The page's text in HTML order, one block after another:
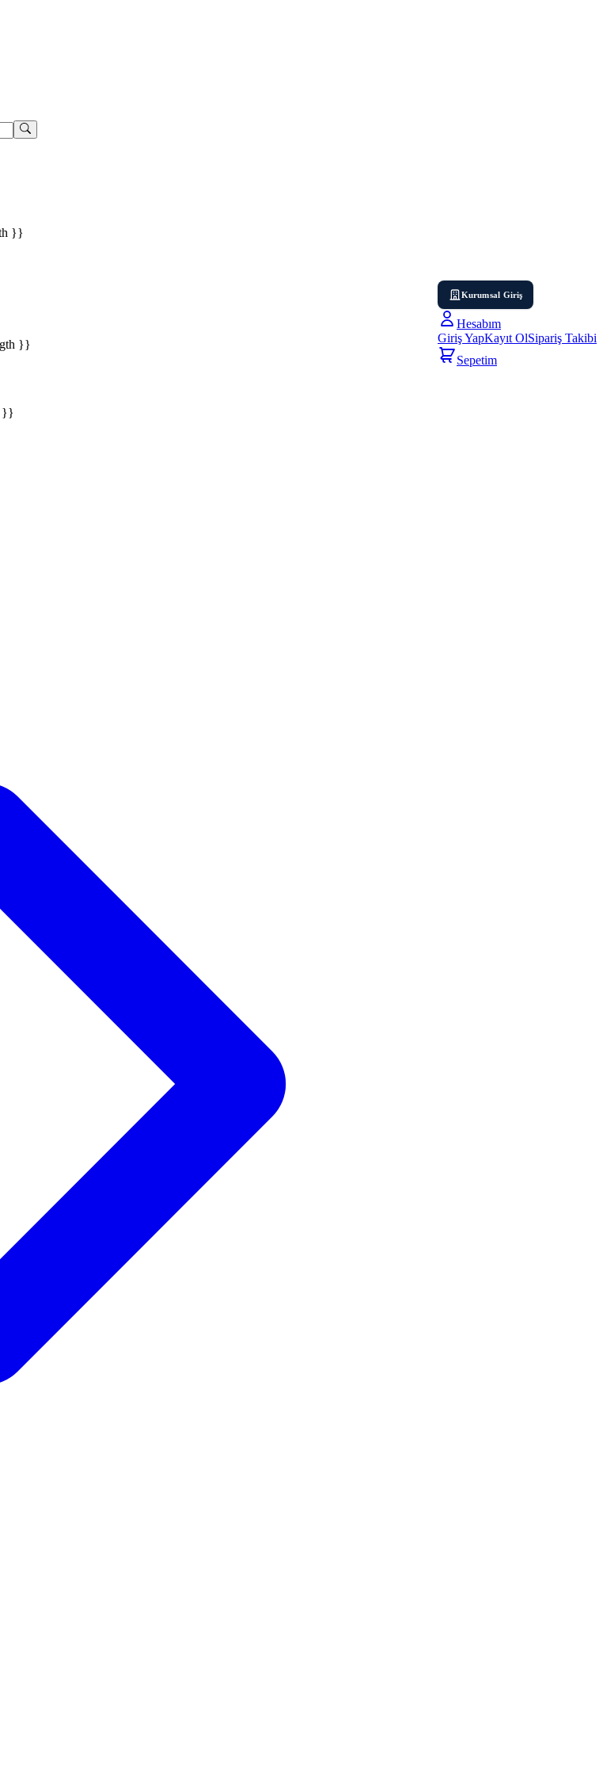
}}
}}
}}
Kurumsal Giriş
Hesabım
Giriş YapKayıt OlSipariş Takibi
Sepetim